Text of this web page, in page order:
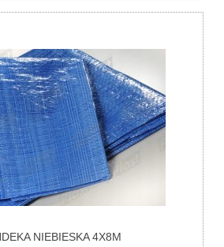
NIEBIESKA 4X8M